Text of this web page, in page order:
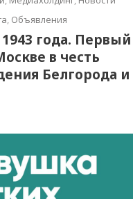
, Объявления
1943 года. Первый
в честь
Белгорода и